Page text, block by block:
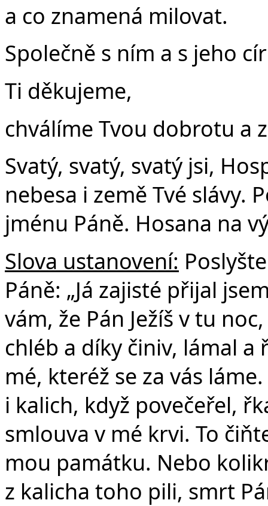
a co znamená milovat.
Společně s ním a s jeho
Ti děkujeme,
chválíme Tvou dobrotu a
Svatý, svatý, svatý jsi,
nebesa i země Tvé slávy.
jménu Páně. Hosana na
Slova ustanovení:
Páně: „Já zajisté přijal
vám, že Pán Ježíš v tu
chléb a díky činiv, lámal a
mé, kteréž se za vás
i kalich, když povečeřel,
smlouva v mé krvi. To
mou památku. Nebo
z kalicha toho pili, smrt